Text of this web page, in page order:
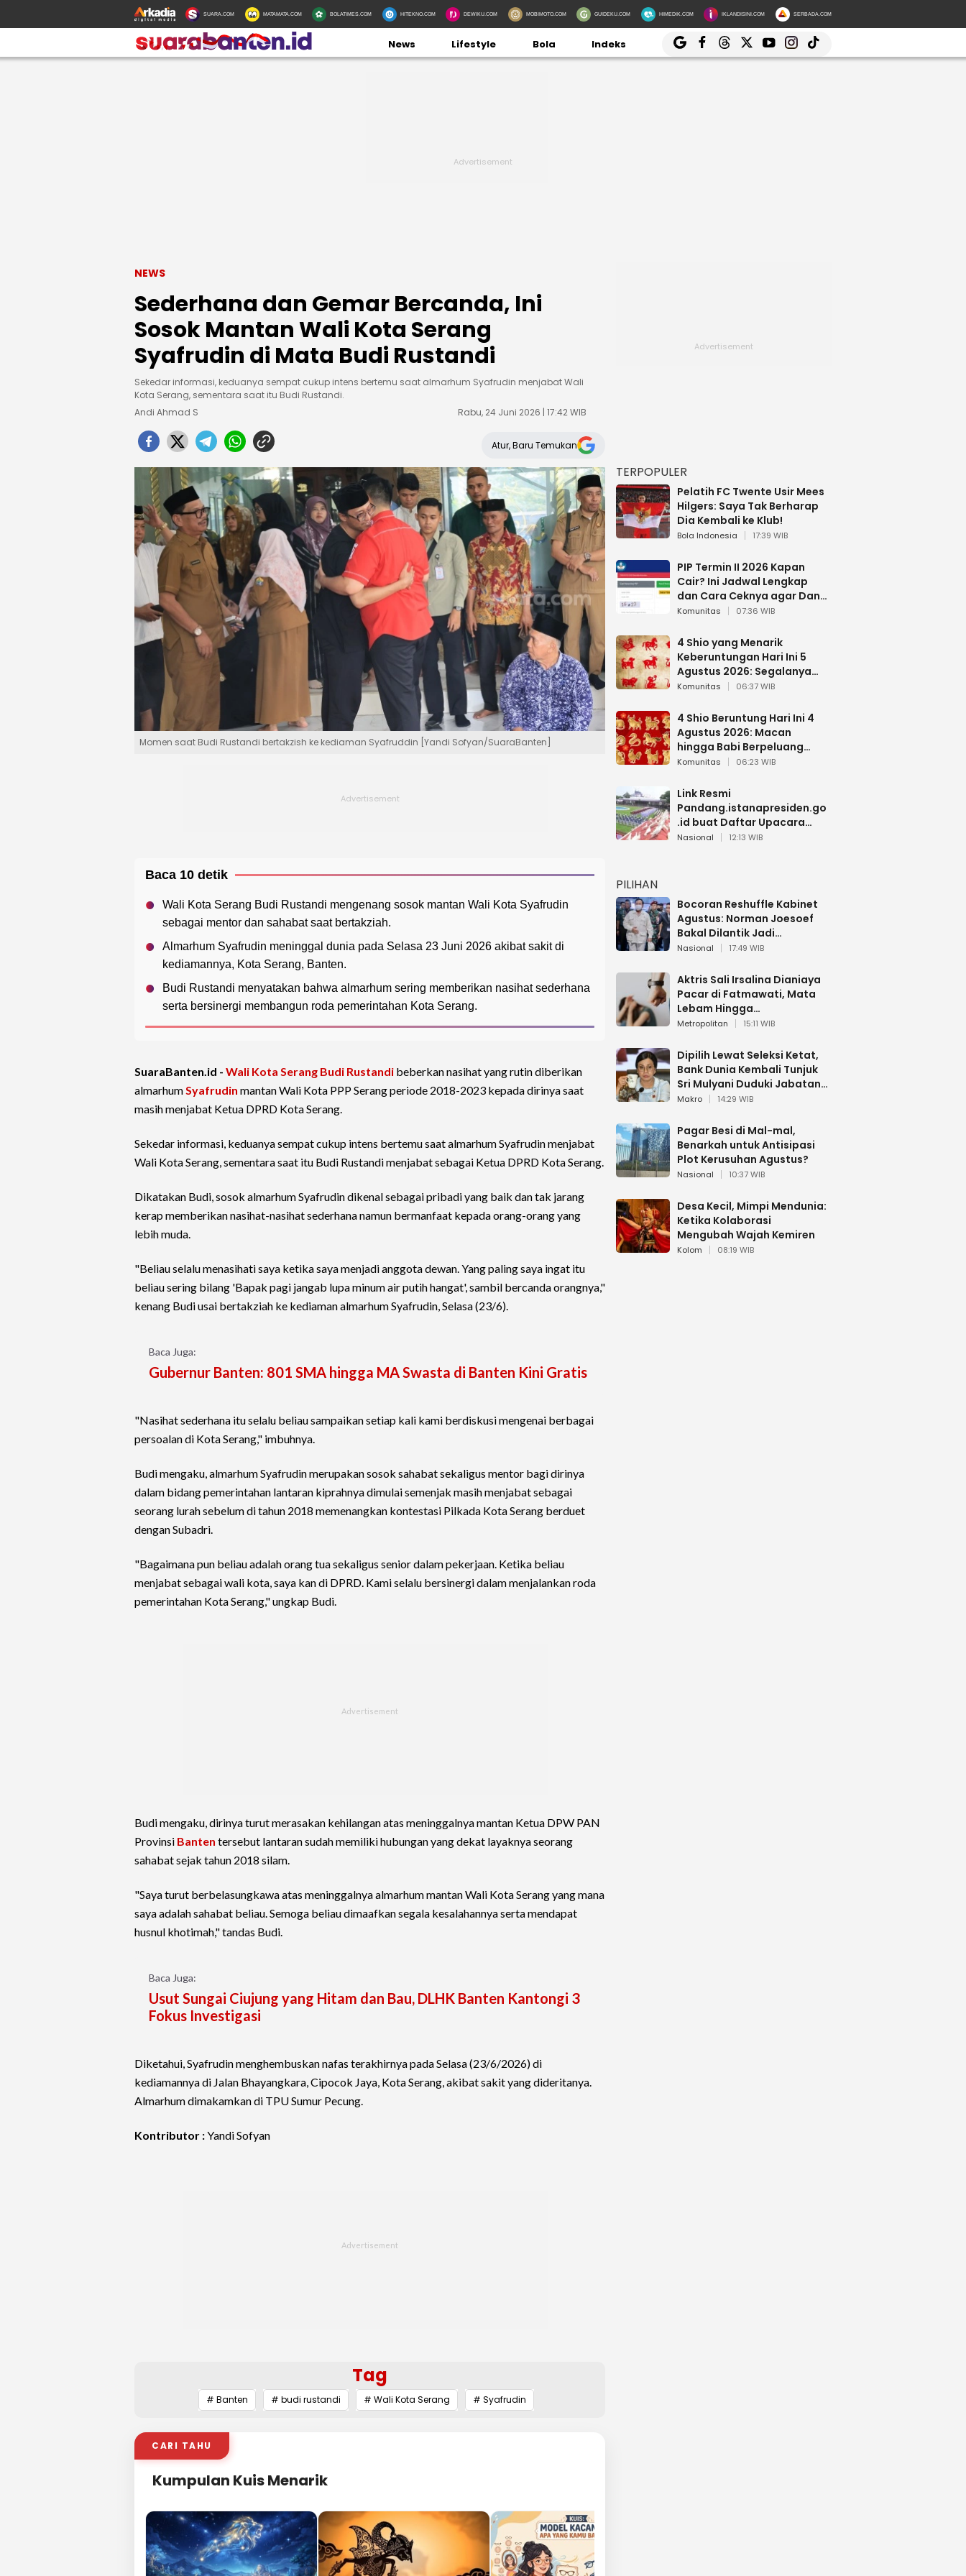
SUARA.COM MATAMATA.COM BOLATIMES.COM HITEKNO.COM DEWIKU.COM MOBIMOTO.COM GUIDEKU.COM HIMEDIK.COM IKLANDISINI.COM SERBADA.COM
News Lifestyle Bola Indeks
NEWS
Sederhana dan Gemar Bercanda, Ini
Sosok Mantan Wali Kota Serang
Syafrudin di Mata Budi Rustandi
Sekedar informasi, keduanya sempat cukup intens bertemu saat almarhum Syafrudin menjabat Wali
Kota Serang, sementara saat itu Budi Rustandi.
Andi Ahmad S
Rabu, 24 Juni 2026 | 17:42 WIB
Atur, Baru Temukan
Momen saat Budi Rustandi bertakzish ke kediaman Syafruddin [Yandi Sofyan/SuaraBanten]
Baca 10 detik
Wali Kota Serang Budi Rustandi mengenang sosok mantan Wali Kota Syafrudin
sebagai mentor dan sahabat saat bertakziah.
Almarhum Syafrudin meninggal dunia pada Selasa 23 Juni 2026 akibat sakit di
kediamannya, Kota Serang, Banten.
Budi Rustandi menyatakan bahwa almarhum sering memberikan nasihat sederhana
serta bersinergi membangun roda pemerintahan Kota Serang.
SuaraBanten.id - Wali Kota Serang Budi Rustandi beberkan nasihat yang rutin diberikan
almarhumSyafrudin mantan Wali Kota PPP Serang periode 2018-2023 kepada dirinya saat
masih menjabat Ketua DPRD Kota Serang.
Sekedar informasi, keduanya sempat cukup intens bertemu saat almarhum Syafrudin menjabat
Wali Kota Serang, sementara saat itu Budi Rustandi menjabat sebagai Ketua DPRD Kota Serang.
Dikatakan Budi, sosok almarhum Syafrudin dikenal sebagai pribadi yang baik dan tak jarang
kerap memberikan nasihat-nasihat sederhana namun bermanfaat kepada orang-orang yang
lebih muda.
"Beliau selalu menasihati saya ketika saya menjadi anggota dewan. Yang paling saya ingat itu
beliau sering bilang 'Bapak pagi jangab lupa minum air putih hangat', sambil bercanda orangnya,"
kenang Budi usai bertakziah ke kediaman almarhum Syafrudin, Selasa (23/6).
Baca Juga:
Gubernur Banten: 801 SMA hingga MA Swasta di Banten Kini Gratis
"Nasihat sederhana itu selalu beliau sampaikan setiap kali kami berdiskusi mengenai berbagai
persoalan di Kota Serang," imbuhnya.
Budi mengaku, almarhum Syafrudin merupakan sosok sahabat sekaligus mentor bagi dirinya
dalam bidang pemerintahan lantaran kiprahnya dimulai semenjak masih menjabat sebagai
seorang lurah sebelum di tahun 2018 memenangkan kontestasi Pilkada Kota Serang berduet
dengan Subadri.
"Bagaimana pun beliau adalah orang tua sekaligus senior dalam pekerjaan. Ketika beliau
menjabat sebagai wali kota, saya kan di DPRD. Kami selalu bersinergi dalam menjalankan roda
pemerintahan Kota Serang," ungkap Budi.
Budi mengaku, dirinya turut merasakan kehilangan atas meninggalnya mantan Ketua DPW PAN
Provinsi Banten tersebut lantaran sudah memiliki hubungan yang dekat layaknya seorang
sahabat sejak tahun 2018 silam.
"Saya turut berbelasungkawa atas meninggalnya almarhum mantan Wali Kota Serang yang mana
saya adalah sahabat beliau. Semoga beliau dimaafkan segala kesalahannya serta mendapat
husnul khotimah," tandas Budi.
Baca Juga:
Usut Sungai Ciujung yang Hitam dan Bau, DLHK Banten Kantongi 3
Fokus Investigasi
Diketahui, Syafrudin menghembuskan nafas terakhirnya pada Selasa (23/6/2026) di
kediamannya di Jalan Bhayangkara, Cipocok Jaya, Kota Serang, akibat sakit yang dideritanya.
Almarhum dimakamkan di TPU Sumur Pecung.
Kontributor :Yandi Sofyan
Tag
# Banten # budi rustandi # Wali Kota Serang # Syafrudin
CARI TAHU
Kumpulan Kuis Menarik
TERPOPULER
Pelatih FC Twente Usir Mees
Hilgers: Saya Tak Berharap
Dia Kembali ke Klub!
Bola Indonesia 17:39 WIB
PIP Termin II 2026 Kapan
Cair? Ini Jadwal Lengkap
dan Cara Ceknya agar Dana
Tidak Hangus!
Komunitas 07:36 WIB
4 Shio yang Menarik
Keberuntungan Hari Ini 5
Agustus 2026: Segalanya
Berjalan Lancar
Komunitas 06:37 WIB
4 Shio Beruntung Hari Ini 4
Agustus 2026: Macan
hingga Babi Berpeluang
Dapat Kabar Baik
Komunitas 06:23 WIB
Link Resmi
Pandang.istanapresiden.go
.id buat Daftar Upacara
Bendera HUT RI di Istana
Nasional 12:13 WIB
PILIHAN
Bocoran Reshuffle Kabinet
Agustus: Norman Joesoef
Bakal Dilantik Jadi
Wamenhan RI
Nasional 17:49 WIB
Aktris Sali Irsalina Dianiaya
Pacar di Fatmawati, Mata
Lebam Hingga
Diselamatkan Polantas
Metropolitan 15:11 WIB
Dipilih Lewat Seleksi Ketat,
Bank Dunia Kembali Tunjuk
Sri Mulyani Duduki Jabatan
Strategis
Makro 14:29 WIB
Pagar Besi di Mal-mal,
Benarkah untuk Antisipasi
Plot Kerusuhan Agustus?
Nasional 10:37 WIB
Desa Kecil, Mimpi Mendunia:
Ketika Kolaborasi
Mengubah Wajah Kemiren
Kolom 08:19 WIB